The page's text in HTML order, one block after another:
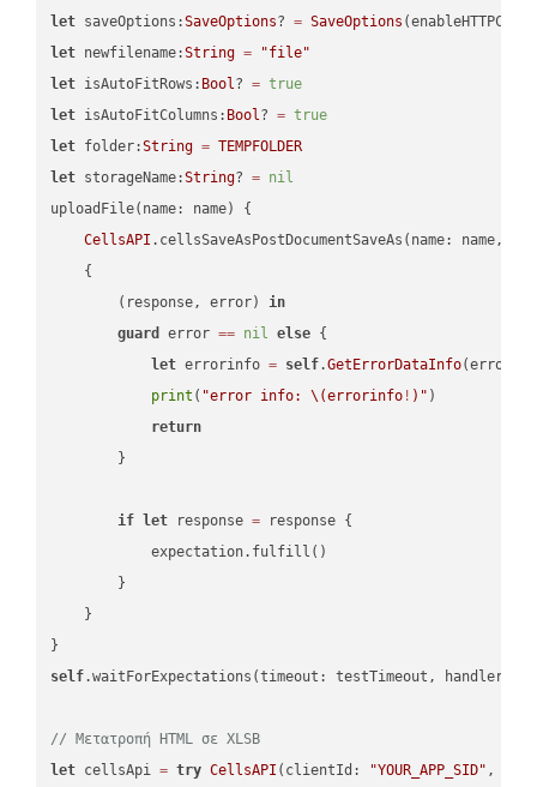
let saveOptions:SaveOptions? = SaveOptions
let newfilename:String =
"file"
let isAutoFitRows: Bool? = true
let isAutoFitColumns: Bool? = true
let folder:String = TEMPFOLDER
let storageName:String? = nil
uploadFile(name: name) {
CellsAPI .cellsSaveAsPostDocumentSaveAs(name:
    {
        (response, error)
in
guard
error == nil else {
let errorinfo = self.GetErrorDataInfo(error:
print ( "error info: \(errorinfo ! ) " )
return
        }
if let response = response {
            expectation.fulfill()
        }
    }
self.waitForExpectations(timeout: testTimeout, handler:
// Μετατροπή HTML σε XLSB
let cellsApi = try CellsAPI (clientId: "YOUR_APP_SID" ,